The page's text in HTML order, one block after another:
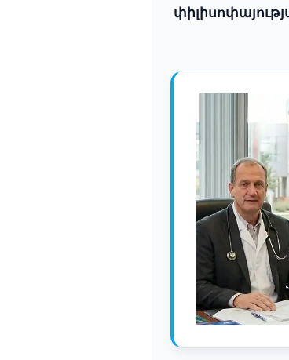
Latviešu valoda
Македонски јазик
Afrikaans